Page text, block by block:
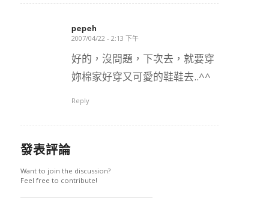
pepeh
says:
2007/04/22 - 2:13 下午
好的，沒問題，下次去，就要穿
妳棉家好穿又可愛的鞋鞋去..^^
Reply
發表評論
Want to join the discussion?
Feel free to contribute!